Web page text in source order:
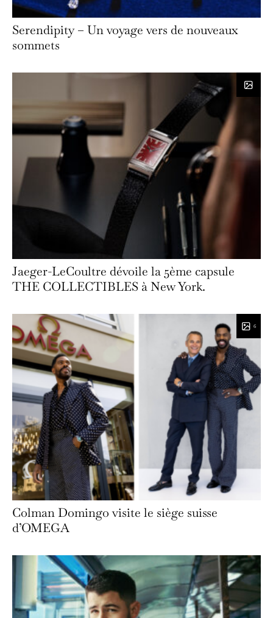
Serendipity – Un voyage vers de nouveaux
sommets
Jaeger-LeCoultre dévoile la 5ème capsule
THE COLLECTIBLES à New York.
6
Colman Domingo visite le siège suisse
d’OMEGA